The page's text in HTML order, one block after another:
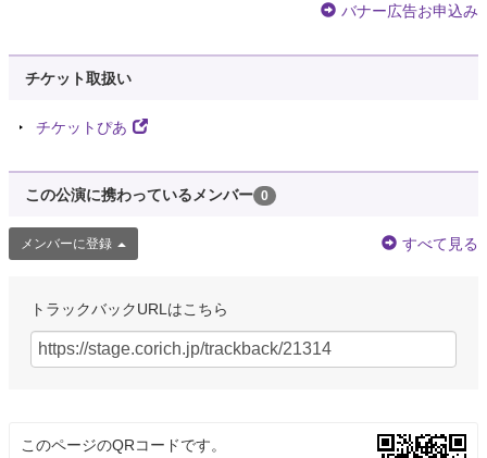
バナー広告お申込み
チケット取扱い
チケットぴあ
この公演に携わっているメンバー 0
メンバーに登録 すべて見る
トラックバックURLはこちら
このページのQRコードです。